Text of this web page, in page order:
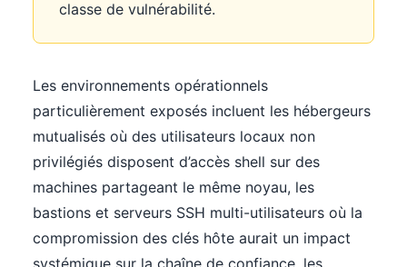
classe de vulnérabilité.
Les environnements opérationnels
particulièrement exposés incluent les hébergeurs
mutualisés où des utilisateurs locaux non
privilégiés disposent d’accès shell sur des
machines partageant le même noyau, les
bastions et serveurs SSH multi-utilisateurs où la
compromission des clés hôte aurait un impact
systémique sur la chaîne de confiance, les